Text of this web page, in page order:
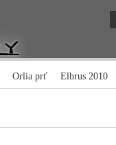
Orlia prť Elbrus 2010